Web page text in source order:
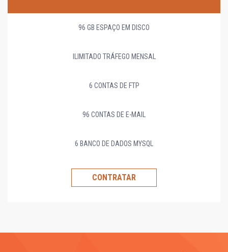
96 GB ESPAÇO EM DISCO
ILIMITADO TRÁFEGO MENSAL
6 CONTAS DE FTP
96 CONTAS DE E-MAIL
6 BANCO DE DADOS MYSQL
CONTRATAR